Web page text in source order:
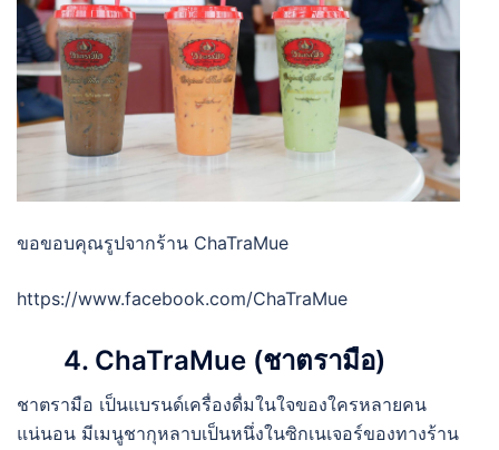
ขอขอบคุณรูปจากร้าน ChaTraMue
https://www.facebook.com/ChaTraMue
4. ChaTraMue (ชาตรามือ)
ชาตรามือ เป็นแบรนด์เครื่องดื่มในใจของใครหลายคน
แน่นอน มีเมนูชากุหลาบเป็นหนึ่งในซิกเนเจอร์ของทางร้าน